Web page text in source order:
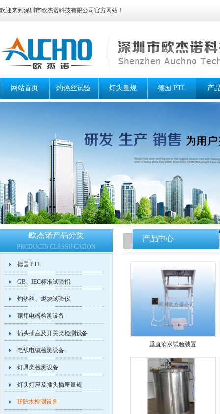
欢迎来到深圳市欧杰诺科技有限公司官方网站！
网站首页 灼热丝试验 灯头量规 德国 PTL 产
欧杰诺产品分类
PRODUCTS CLASSIFCATION
德国 PTL
GB、IEC标准试验指
灼热丝、燃烧试验仪
家用电器检测设备
插头插座及开关类检测设备
电线电缆检测设备
灯具类检测设备
灯头灯座及插头插座量规
IP防水检测设备
产品中心
垂直滴水试验装置